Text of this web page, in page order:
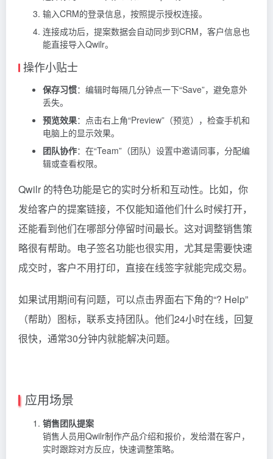
输入CRM的登录信息，按照提示授权连接。
连接成功后，提案数据会自动同步到CRM，客户信息也
能直接导入Qwilr。
操作小贴士
保存习惯：编辑时每隔几分钟点一下“Save”，避免意外
丢失。
预览效果：点击右上角“Preview”（预览），检查手机和
电脑上的显示效果。
团队协作：在“Team”（团队）设置中邀请同事，分配编
辑或查看权限。
Qwilr 的特色功能是它的实时分析和互动性。比如，你
发给客户的提案链接，不仅能知道他们什么时候打开，
还能看到他们在哪部分停留时间最长。这对调整销售策
略很有帮助。电子签名功能也很实用，尤其是需要快速
成交时，客户不用打印，直接在线签字就能完成交易。
如果试用期间有问题，可以点击界面右下角的“? Help”
（帮助）图标，联系支持团队。他们24小时在线，回复
很快，通常30分钟内就能解决问题。
应用场景
销售团队提案
销售人员用Qwilr制作产品介绍和报价，发给潜在客户，
实时跟踪对方反应，快速调整策略。